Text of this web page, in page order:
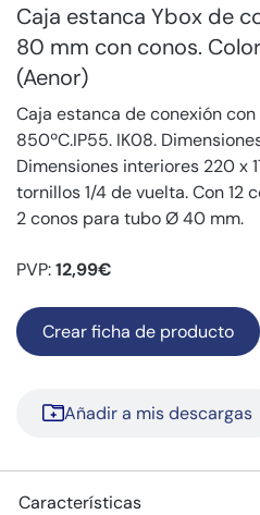
Caja estanca Ybox de
80 mm con conos.
(Aenor)
Caja estanca de conexión con
850ºC.IP55. IK08.
Dimensiones interiores 220 x
tornillos 1/4 de vuelta. Con 12
2 conos para tubo Ø 40 mm.
PVP:12,99€
Crear ficha de producto
Añadir a mis descargas
Características